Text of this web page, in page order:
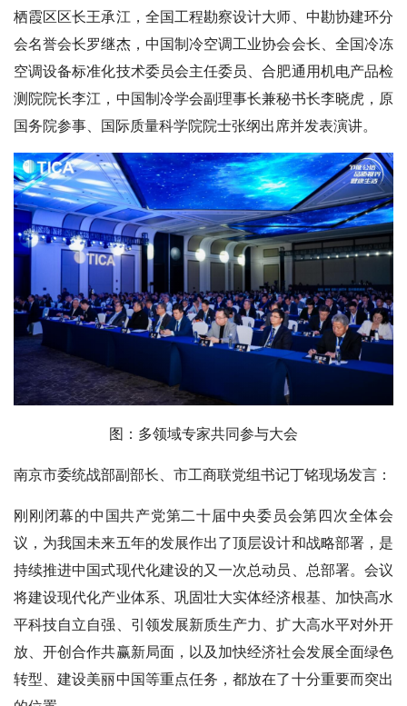
栖霞区区长王承江，全国工程勘察设计大师、中勘协建环分
会名誉会长罗继杰，中国制冷空调工业协会会长、全国冷冻
空调设备标准化技术委员会主任委员、合肥通用机电产品检
测院院长李江，中国制冷学会副理事长兼秘书长李晓虎，原
国务院参事、国际质量科学院院士张纲出席并发表演讲。
图：多领域专家共同参与大会
南京市委统战部副部长、市工商联党组书记丁铭现场发言：
刚刚闭幕的中国共产党第二十届中央委员会第四次全体会
议，为我国未来五年的发展作出了顶层设计和战略部署，是
持续推进中国式现代化建设的又一次总动员、总部署。会议
将建设现代化产业体系、巩固壮大实体经济根基、加快高水
平科技自立自强、引领发展新质生产力、扩大高水平对外开
放、开创合作共赢新局面，以及加快经济社会发展全面绿色
转型、建设美丽中国等重点任务，都放在了十分重要而突出